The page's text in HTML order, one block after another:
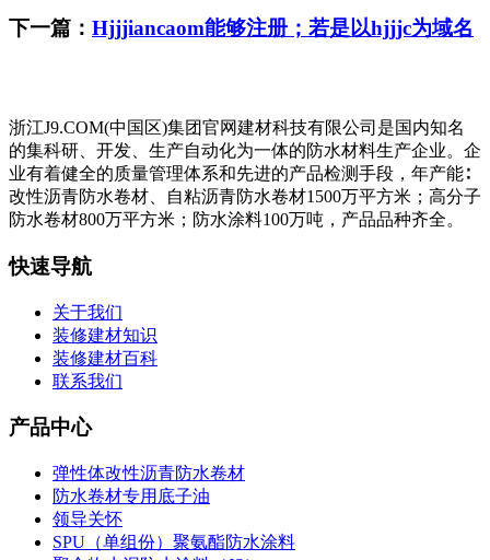
下一篇： Hjjjiancaom能够注册；若是以hjjjc为域名
浙江J9.COM(中国区)集团官网建材科技有限公司是国内知名
的集科研、开发、生产自动化为一体的防水材料生产企业。企
业有着健全的质量管理体系和先进的产品检测手段，年产能∶
改性沥青防水卷材、自粘沥青防水卷材1500万平方米；高分子
防水卷材800万平方米；防水涂料100万吨，产品品种齐全。
快速导航
关于我们
装修建材知识
装修建材百科
联系我们
产品中心
弹性体改性沥青防水卷材
防水卷材专用底子油
领导关怀
SPU（单组份）聚氨酯防水涂料